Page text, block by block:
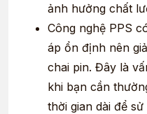
ảnh hưởng chất
Công nghệ PPS
áp ổn định nên
chai pin. Đây là
khi bạn cần
thời gian dài để sử